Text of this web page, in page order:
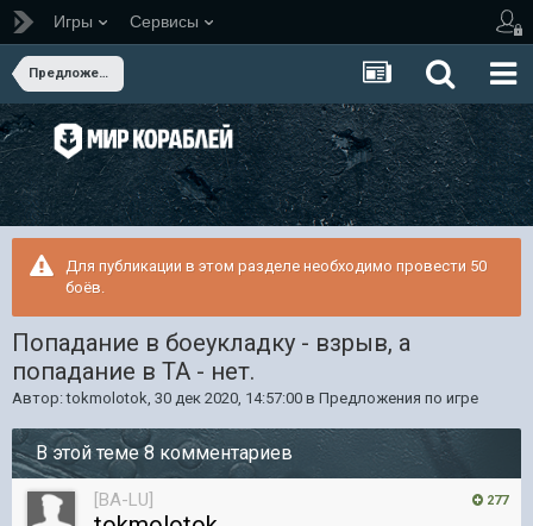
Игры Сервисы
Предложения по игре
Для публикации в этом разделе необходимо провести 50
боёв.
Попадание в боеукладку - взрыв, а
попадание в ТА - нет.
Автор:tokmolotok, 30 дек 2020, 14:57:00 в Предложения по игре
В этой теме 8 комментариев
277
[BA-LU]